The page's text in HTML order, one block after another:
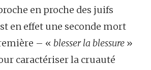
en proche des juifs
en effet une seconde mort
– « blesser la blessure »
caractériser la cruauté